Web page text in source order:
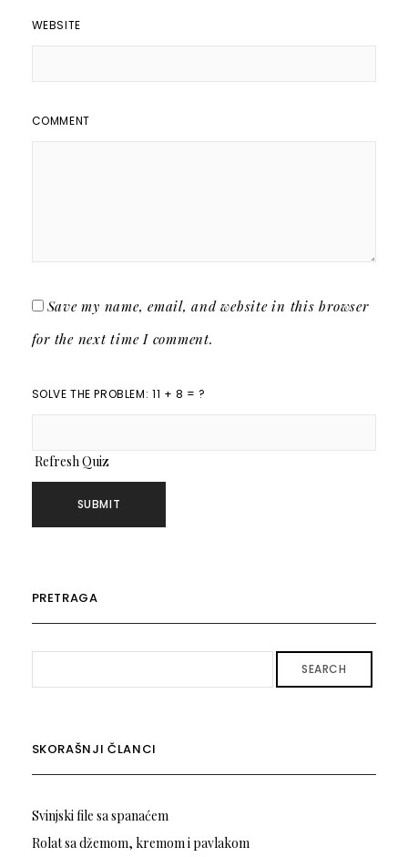
WEBSITE
COMMENT
Save my name, email, and website in this browser
for the next time I comment.
SOLVE THE PROBLEM: 11 + 8 = ?
Refresh Quiz
PRETRAGA
SEARCH
SKORAŠNJI ČLANCI
Svinjski file sa spanaćem
Rolat sa džemom, kremom i pavlakom